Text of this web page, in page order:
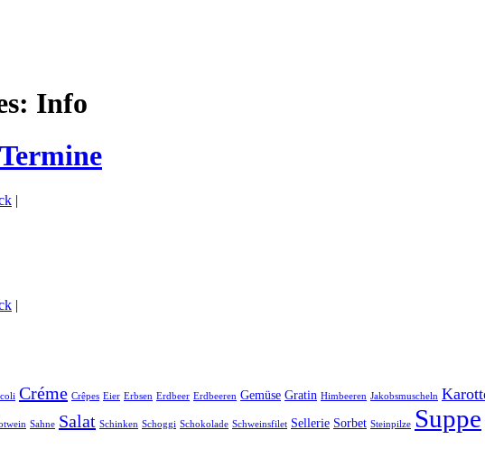
Info
|
|
Créme Crêpes Eier Erbsen Erdbeer Erdbeeren Gemüse Gratin Himbeeren Jakobsmuscheln
Sahne Salat Schinken Schoggi Schokolade Schweinsfilet Sellerie Sorbet Steinpilze Suppe